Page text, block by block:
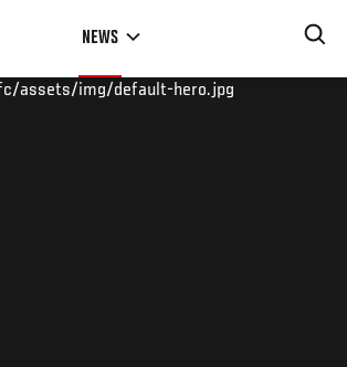
NEWS
assets/img/default-hero.jpg